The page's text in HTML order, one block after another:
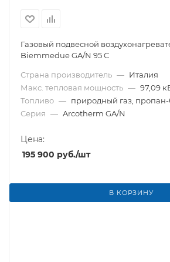
Газовый подвесной
Biemmedue GA/N 95 C
Страна производитель — Италия
Макс. тепловая мощность — 97,09
Топливо — природный газ, пропан-
Серия — Arcotherm GA/N
Цена:
195 900 руб./шт
В КОРЗИНУ